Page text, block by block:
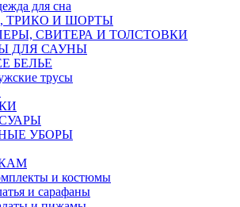
для сна
ТРИКО И ШОРТЫ
СВИТЕРА И ТОЛСТОВКИ
ДЛЯ САУНЫ
БЕЛЬЕ
трусы
УБОРЫ
и костюмы
и сарафаны